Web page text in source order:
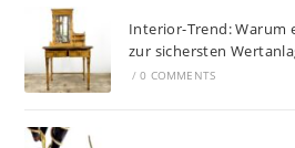
Interior-Trend: Warum
zur sichersten
/ 0 COMMENTS